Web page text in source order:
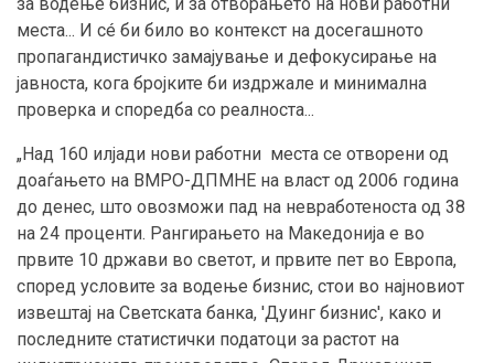
места... И сé би било во контекст на досегашното
пропагандистичко замајување и дефокусирање на
јавноста, кога бројките би издржале и минимална
проверка и споредба со реалноста...
„Над 160 илјади нови работни места се отворени од
доаѓањето на ВМРО-ДПМНЕ на власт од 2006 година
до денес, што овозможи пад на невработеноста од 38
на 24 проценти. Рангирањето на Македонија е во
првите 10 држави во светот, и првите пет во Европа,
според условите за водење бизнис, стои во најновиот
извештај на Светската банка, 'Дуинг бизнис', како и
последните статистички податоци за растот на